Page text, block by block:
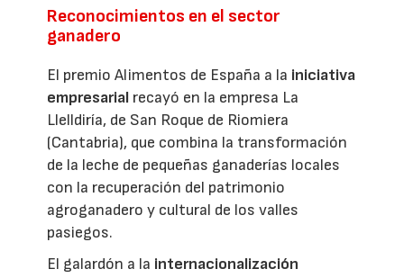
Reconocimientos en el sector
ganadero
El premio Alimentos de España a la iniciativa
empresarial recayó en la empresa La
Llelldiría, de San Roque de Riomiera
(Cantabria), que combina la transformación
de la leche de pequeñas ganaderías locales
con la recuperación del patrimonio
agroganadero y cultural de los valles
pasiegos.
El galardón a la internacionalización